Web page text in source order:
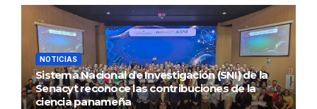
NOTICIAS
Sistema Nacional de Investigación (SNI) de la
Senacyt reconoce las contribuciones de la
ciencia panameña